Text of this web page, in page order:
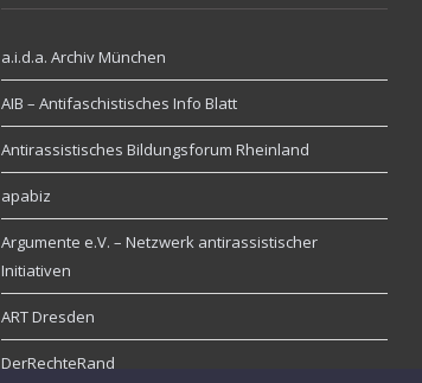
a.i.d.a. Archiv München
AIB – Antifaschistisches Info Blatt
Antirassistisches Bildungsforum Rheinland
apabiz
Argumente e.V. – Netzwerk antirassistischer
Initiativen
ART Dresden
DerRechteRand